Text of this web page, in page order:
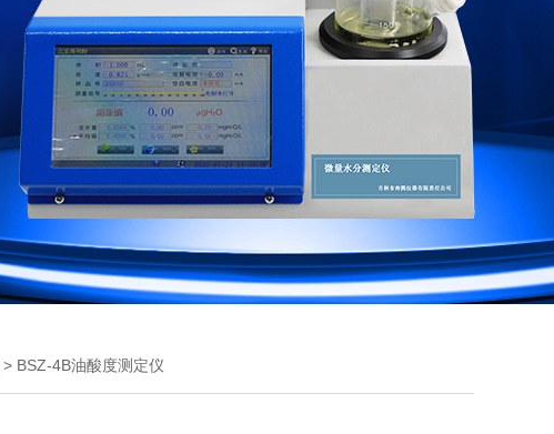
> BSZ-4B油酸度测定仪